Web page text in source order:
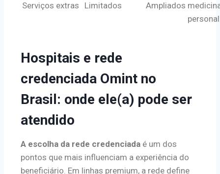
Serviços extras Limitados Ampliados
Hospitais e rede
credenciada Omint no
Brasil: onde ele(a) pode ser
atendido
A escolha da rede credenciada é um dos
pontos que mais influenciam a experiência do
beneficiário. Em linhas premium, a rede define